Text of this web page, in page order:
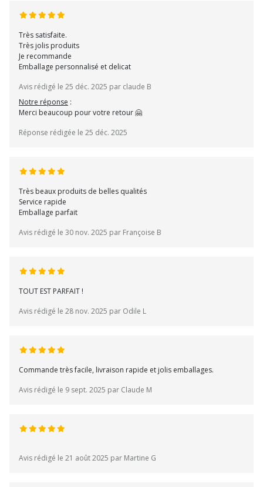
Très satisfaite.
Très jolis produits
Je recommande
Emballage personnalisé et delicat
Avis rédigé le 25 déc. 2025 par claude B
Notre réponse :
Merci beaucoup pour votre retour 🤗
Réponse rédigée le 25 déc. 2025
Très beaux produits de belles qualités
Service rapide
Emballage parfait
Avis rédigé le 30 nov. 2025 par Françoise B
TOUT EST PARFAIT !
Avis rédigé le 28 nov. 2025 par Odile L
Commande très facile, livraison rapide et jolis emballages.
Avis rédigé le 9 sept. 2025 par Claude M
Avis rédigé le 21 août 2025 par Martine G